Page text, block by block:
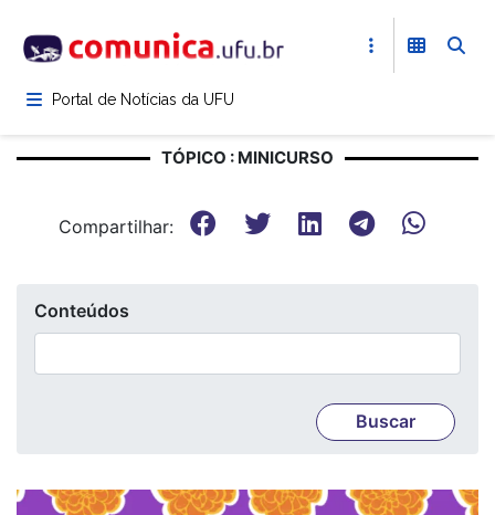
para
conteúdoPortal de Notícias da UFU
TÓPICO : MINICURSO
Compartilhar:
Conteúdos